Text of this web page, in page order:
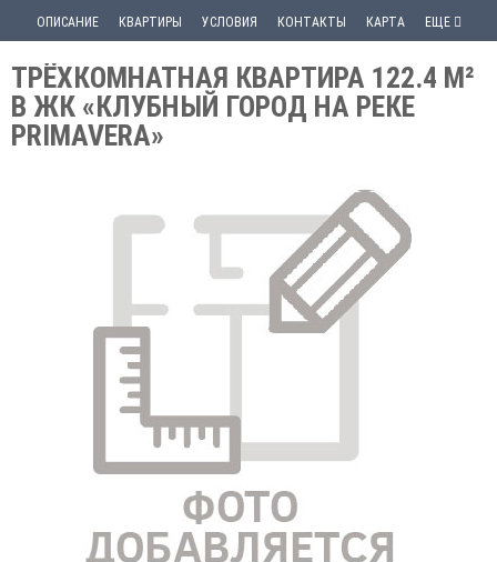
ОПИСАНИЕ КВАРТИРЫ УСЛОВИЯ КОНТАКТЫ КАРТА ЕЩЕ
ТРЁХКОМНАТНАЯ КВАРТИРА 122.4 М²
В ЖК «КЛУБНЫЙ ГОРОД НА РЕКЕ
PRIMAVERA»